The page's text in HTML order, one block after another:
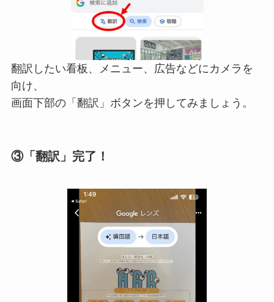
翻訳したい看板、メニュー、広告などにカメラを
向け、
画面下部の「翻訳」ボタンを押してみましょう。
③「翻訳」完了！